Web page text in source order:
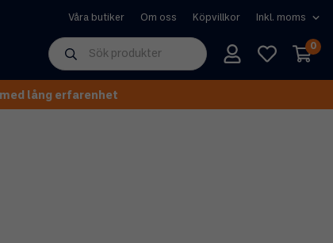
Våra butiker Om oss Köpvillkor
0
lång erfarenhet